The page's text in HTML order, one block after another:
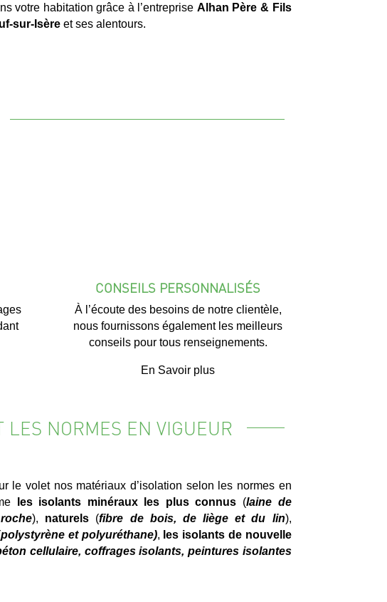
votre habitation grâce à l’entreprise Alhan Père & Fils
sur-Isère et ses alentours.
CONSEILS PERSONNALISÉS
À l’écoute des besoins de notre clientèle,
nous fournissons également les meilleurs
conseils pour tous renseignements.
En Savoir plus
NORMES EN VIGUEUR
le volet nos matériaux d’isolation selon les normes en
les isolants minéraux les plus connus (laine de
), naturels (fibre de bois, de liège et du lin),
polystyrène et polyuréthane), les isolants de nouvelle
cellulaire, coffrages isolants, peintures isolantes